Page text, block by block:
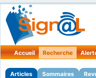
Accueil Recherche
Articles Sommaires